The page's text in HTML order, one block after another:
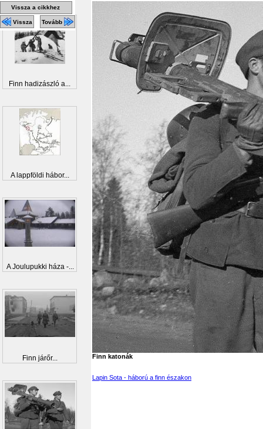
Finn katonák
Lapin Sota - háború a finn északon
Vissza a cikkhez
Vissza Tovább
Finn hadizászló a...
A lappföldi hábor...
A Joulupukki háza -...
Finn járőr...